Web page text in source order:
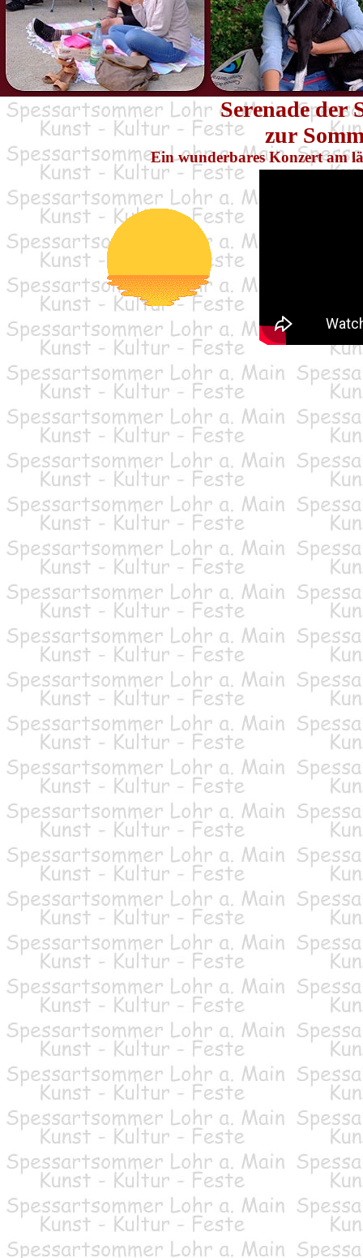
Serenade der
zur
Ein wunderbares Konzert am